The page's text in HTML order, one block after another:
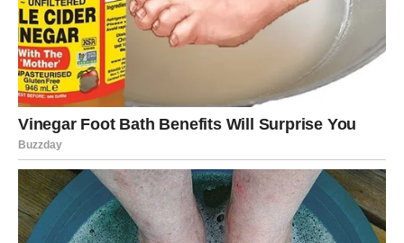
Finansijski, Rak može očekivati
postepeno, ali sigurno
poboljšanje. Novac dolazi kroz stabilne izvore, porodičnu
podršku, dugoročne dogovore ili priliku koja donosi
osećaj sigurnosti. Ovo nije brz dobitak, već bogatstvo
koje traje i koje omogućava mirnu budućnost.